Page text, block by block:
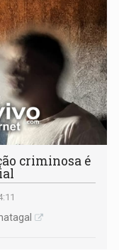
criminosa é